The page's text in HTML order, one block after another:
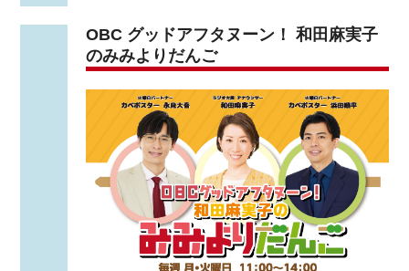
OBC グッドアフタヌーン！ 和田麻実子
のみみよりだんご